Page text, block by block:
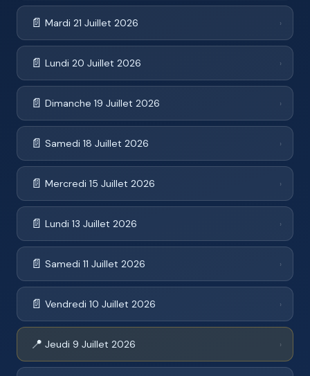
📄 Mardi 21 Juillet 2026 ›
📄 Lundi 20 Juillet 2026 ›
📄 Dimanche 19 Juillet 2026 ›
📄 Samedi 18 Juillet 2026 ›
📄 Mercredi 15 Juillet 2026 ›
📄 Lundi 13 Juillet 2026 ›
📄 Samedi 11 Juillet 2026 ›
📄 Vendredi 10 Juillet 2026 ›
📍 Jeudi 9 Juillet 2026 ›